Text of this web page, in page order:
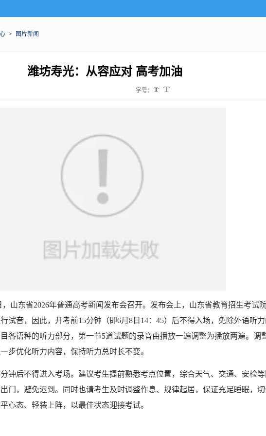
> 图片新闻
潍坊寿光：从容应对 高考加油
字号：
山东省2026年普通高考新闻发布会召开。发布会上，山东省教育招生考试
试音，因此，开考前15分钟（即6月8日14：45）后不得入场，免除外语听
各语种的听力部分，第一节5道试题的录音由播放一遍调整为播放两遍。调
步优化听力内容，保持听力总时长不变。
钟后不得进入考场。建议考生提前熟悉考点位置，综合天气、交通、安检
门，避免迟到。同时也请考生及时调整作息、规律起居，保证充足睡眠，切
心态、轻装上阵，以最佳状态迎接考试。